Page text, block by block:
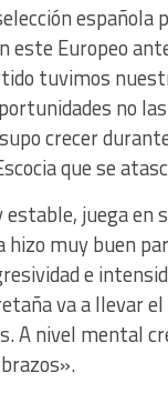
este Europeo
tuvimos
no
crecer
que se
estable, juega
hizo muy buen
e
va a llevar
A nivel mental